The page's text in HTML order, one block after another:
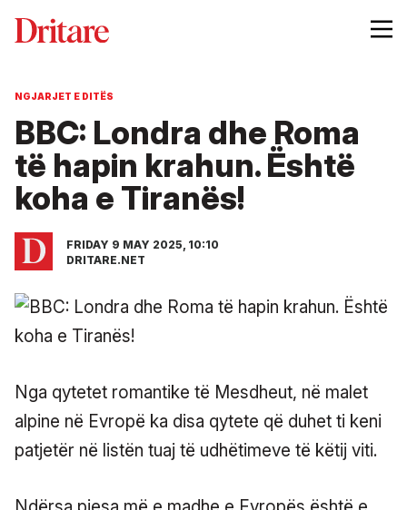
NGJARJET E DITËS
BBC: Londra dhe Roma
të hapin krahun. Është
koha e Tiranës!
FRIDAY 9 MAY 2025, 10:10
DRITARE.NET
Nga qytetet romantike të Mesdheut, në malet
alpine në Evropë ka disa qytete që duhet ti keni
patjetër në listën tuaj të udhëtimeve të këtij viti.